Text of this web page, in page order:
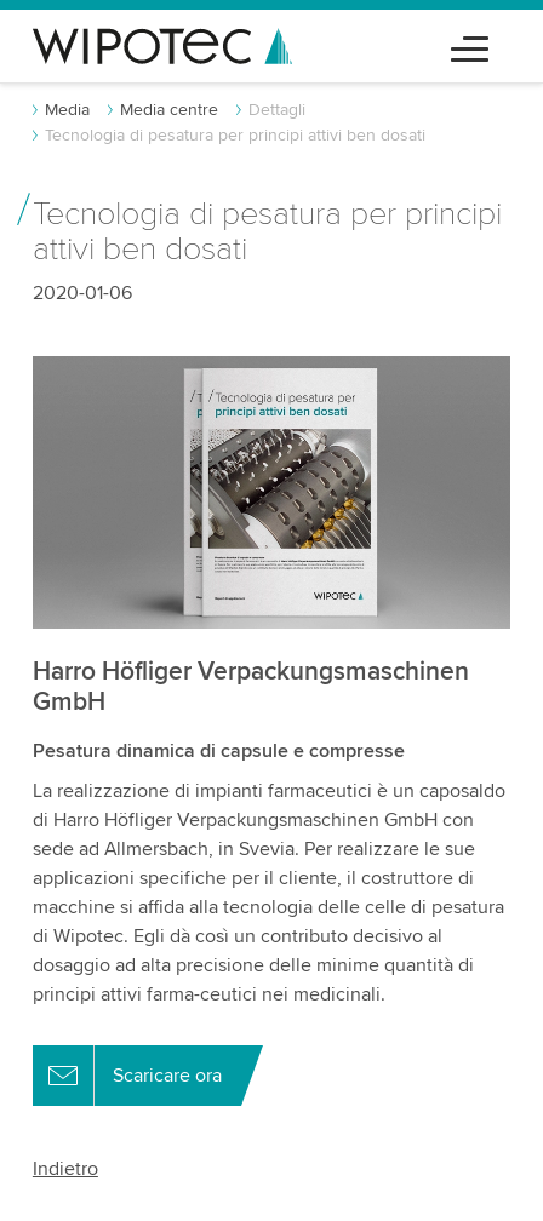
Media Media centre
Dettagli
Tecnologia di pesatura per principi attivi ben dosati
Tecnologia di pesatura per principi
attivi ben dosati
2020-01-06
Harro Höfliger Verpackungs­maschinen
GmbH
Pesatura dinamica di capsule e compresse
La realizzazione di impianti farmaceutici è un caposaldo
di Harro Höfliger Verpackungsmaschinen GmbH con
sede ad Allmersbach, in Svevia. Per realizzare le sue
applicazioni specifiche per il cliente, il costruttore di
macchine si affida alla tecnologia delle celle di pesatura
di Wipotec. Egli dà così un contributo decisivo al
dosaggio ad alta precisione delle minime quantità di
principi attivi farma-ceutici nei medicinali.
Scaricare ora
Indietro